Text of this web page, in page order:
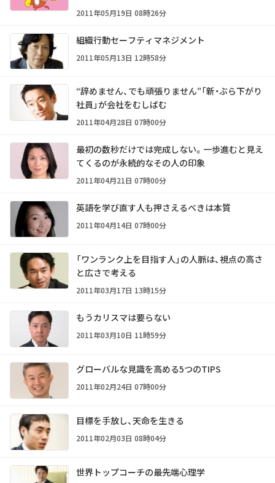
2011年05月19日 08時26分
組織行動セーフティマネジメント
2011年05月13日 12時58分
“辞めません、でも頑張りません”「新・ぶら下がり
社員」が会社をむしばむ
2011年04月28日 07時00分
最初の数秒だけでは完成しない。一歩進むと見え
てくるのが永続的なその人の印象
2011年04月21日 07時00分
英語を学び直す人も押さえるべきは本質
2011年04月14日 07時00分
「ワンランク上を目指す人」の人脈は、視点の高さ
と広さで考える
2011年03月17日 13時15分
もうカリスマは要らない
2011年03月10日 11時59分
グローバルな見識を高める5つのTIPS
2011年02月24日 07時00分
目標を手放し、天命を生きる
2011年02月03日 08時04分
世界トップコーチの最先端心理学